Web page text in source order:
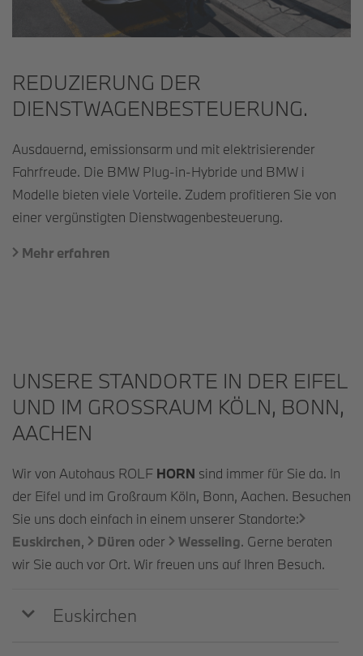
REDUZIERUNG DER
DIENSTWAGEN­BESTEUERUNG.
Ausdauernd, emissionsarm und mit elektrisierender
Fahrfreude. Die BMW Plug-in-Hybride und BMW i
Modelle bieten viele Vorteile. Zudem profitieren Sie von
einer vergünstigten Dienstwagenbesteuerung.
Mehr erfahren
UNSERE STANDORTE IN DER EIFEL
UND IM GROSSRAUM KÖLN, BONN, A
ACHEN
Wir von Autohaus ROLF HORN sind immer für Sie da. In
der Eifel und im Großraum Köln, Bonn, Aachen. Besuchen
Sie uns doch einfach in einem unserer Standorte:
Euskirchen, Düren oder Wesseling. Gerne beraten
wir Sie auch vor Ort. Wir freuen uns auf Ihren Besuch.
Euskirchen